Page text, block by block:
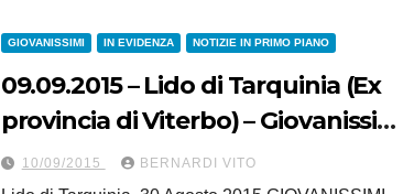
GIOVANISSIMI IN EVIDENZA NOTIZIE IN PRIMO PIANO
09.09.2015 – Lido di Tarquinia (Ex
provincia di Viterbo) – Giovanissimi :
“39° GP Lido di Tarquinia-37°Trofeo
10/09/2015 BERNARDI VITO